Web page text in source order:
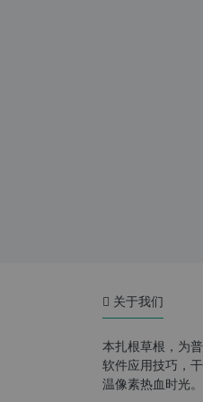
关于我们
本扎根草根，为
软件应用技巧，
温像素热血时光